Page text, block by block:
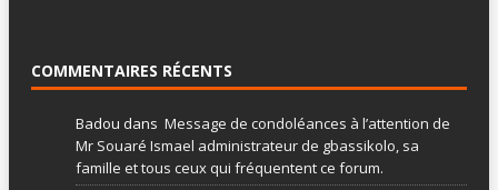
COMMENTAIRES RÉCENTS
Badou dans Message de condoléances à l’attention de
Mr Souaré Ismael administrateur de gbassikolo, sa
famille et tous ceux qui fréquentent ce forum.